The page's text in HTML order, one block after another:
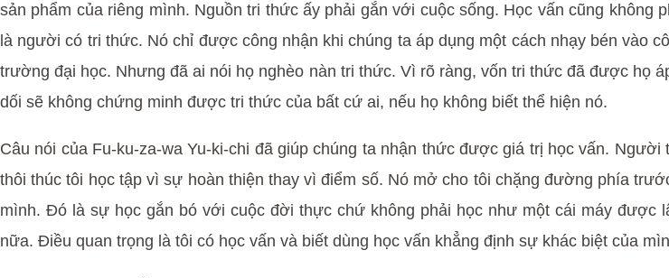
sản phẩm của riêng mình. Nguồn tri thức ấy phải gắn với cuộc sống. Học vấn cũng
là người có tri thức. Nó chỉ được công nhận khi chúng ta áp dụng một cách nhạy bén vào
trường đại học. Nhưng đã ai nói họ nghèo nàn tri thức. Vì rõ ràng, vốn tri thức đã được họ
dối sẽ không chứng minh được tri thức của bất cứ ai, nếu họ không biết thể hiện nó.
Câu nói của Fu-ku-za-wa Yu-ki-chi đã giúp chúng ta nhận thức được giá trị học vấn.
thôi thúc tôi học tập vì sự hoàn thiện thay vì điểm số. Nó mở cho tôi chặng đường phía
mình. Đó là sự học gắn bó với cuộc đời thực chứ không phải học như một cái máy được
nữa. Điều quan trọng là tôi có học vấn và biết dùng học vấn khẳng định sự khác biệt của